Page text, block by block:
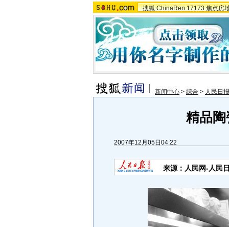
搜狐 ChinaRen 17173 焦点房
新闻中心 > 综合 > 人民日
精品
2007年12月05日04:22
来源：人民网-人民